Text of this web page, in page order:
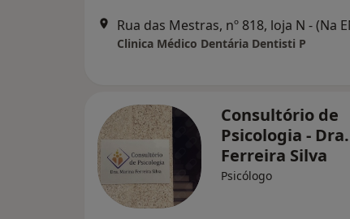
Clinica Médico Dentária Dentisti P
Consultório de
Psicologia -
Ferreira Silva
Psicólogo